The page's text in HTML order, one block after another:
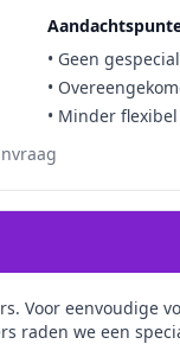
• Geen
•
• Minder
Voor eenvoudige
raden we een